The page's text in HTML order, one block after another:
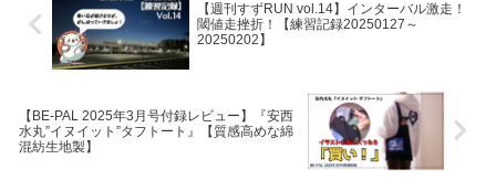
【週刊すずRUN vol.14】インターバル激走！
閾値走挫折！【練習記録20250127～
20250202】
【BE-PAL 2025年3月号付録レビュー】『安西
水丸”イヌイット”タフトート』【質感高めな綿
混紡生地製】